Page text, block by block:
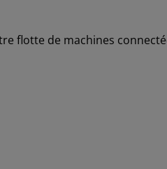
flotte de machines